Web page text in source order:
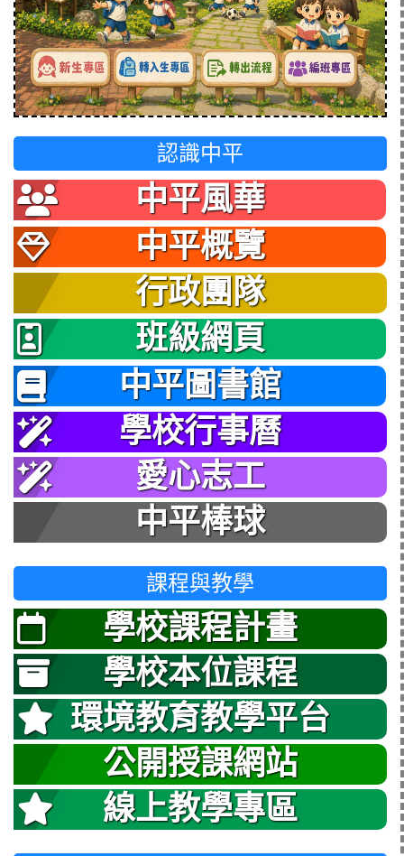
認識中平
中平風華
中平概覽
行政團隊
班級網頁
中平圖書館
學校行事曆
愛心志工
中平棒球
課程與教學
學校課程計畫
學校本位課程
環境教育教學平台
公開授課網站
線上教學專區